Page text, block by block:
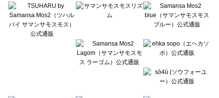
Lugnoncure（ルノンキュール）のその他シューズ一覧
BETTY'S BLUE（べティーズブルー）のその他シューズ一覧
Wpc.（ワールドパーティー）のその他シューズ一覧